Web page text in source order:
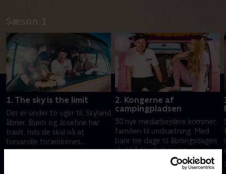
Sæson 1
1. The sky is the limit
Der er under to uger til, Skyland
åbner. Bjørn og Josefine har
travlt, hvis de skal nå at
forvandle forældrenes
campingplads til et festparadis
2. Kongerne af
campingpladsen
30 nye medarbejdere kommer
familien til undsætning. Med
bare tre dage til åbningsdagen
skal både pladsen og
medarbejderne leve op til
familiens forventninger.
23. september 2020 • 17 min